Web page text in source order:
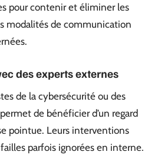
pour contenir et éliminer les
modalités de communication
des experts externes
de la cybersécurité ou des
de bénéficier d’un regard
pointue. Leurs interventions
parfois ignorées en interne.